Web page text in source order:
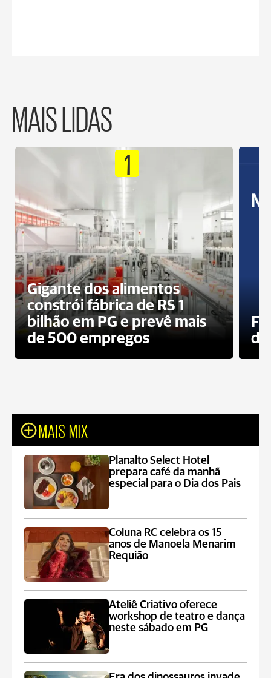
MAIS LIDAS
1
Gigante dos alimentos
constrói fábrica de RS 1
bilhão em PG e prevê mais
de 500 empregos
MAIS MIX
Planalto Select Hotel
prepara café da manhã
especial para o Dia dos Pais
Coluna RC celebra os 15
anos de Manoela Menarim
Requião
Ateliê Criativo oferece
workshop de teatro e dança
neste sábado em PG